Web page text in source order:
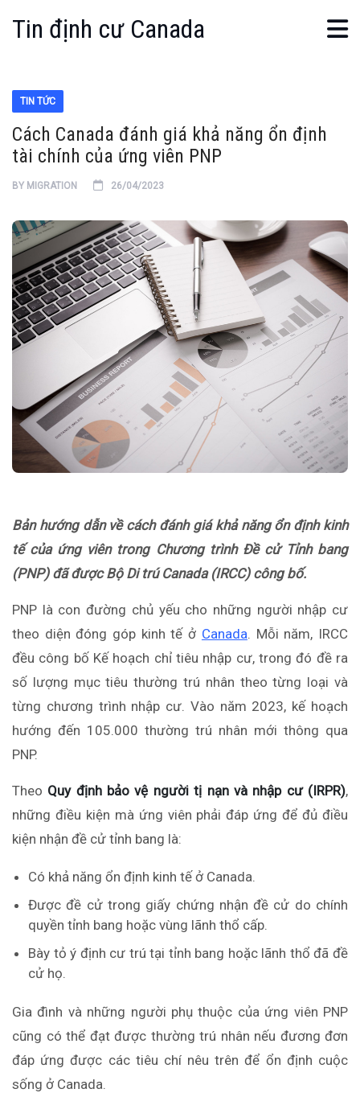
Tin định cư Canada
TIN TỨC
Cách Canada đánh giá khả năng ổn định
tài chính của ứng viên PNP
BY MIGRATION 26/04/2023
Bản hướng dẫn về cách đánh giá khả năng ổn định kinh
tế của ứng viên trong Chương trình Đề cử Tỉnh bang
(PNP) đã được Bộ Di trú Canada (IRCC) công bố.
PNP là con đường chủ yếu cho những người nhập cư
theo diện đóng góp kinh tế ở Canada. Mỗi năm, IRCC
đều công bố Kế hoạch chỉ tiêu nhập cư, trong đó đề ra
số lượng mục tiêu thường trú nhân theo từng loại và
từng chương trình nhập cư. Vào năm 2023, kế hoạch
hướng đến 105.000 thường trú nhân mới thông qua
PNP.
Theo Quy định bảo vệ người tị nạn và nhập cư (IRPR),
những điều kiện mà ứng viên phải đáp ứng để đủ điều
kiện nhận đề cử tỉnh bang là:
Có khả năng ổn định kinh tế ở Canada.
Được đề cử trong giấy chứng nhận đề cử do chính
quyền tỉnh bang hoặc vùng lãnh thổ cấp.
Bày tỏ ý định cư trú tại tỉnh bang hoặc lãnh thổ đã đề
cử họ.
Gia đình và những người phụ thuộc của ứng viên PNP
cũng có thể đạtđược thường trú nhân nếu đương đơn
đáp ứng được các tiêu chí nêu trên để ổn định cuộc
sống ở Canada.